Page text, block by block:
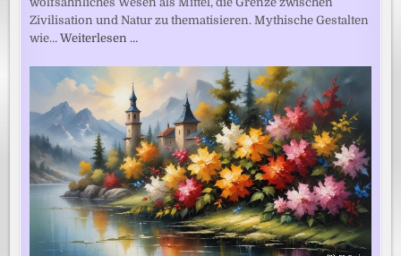
Zivilisation und Natur zu thematisieren. Mythische Gestalten
wie…Weiterlesen …